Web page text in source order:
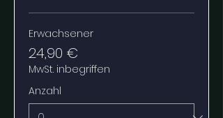
Erwachsener
24,90 €
MwSt. inbegriffen
Anzahl